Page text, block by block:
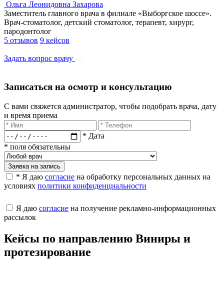
Ольга Леонидовна Захарова
Заместитель главного врача в филиале «Выборгское шоссе».
Врач-стоматолог, детский стоматолог, терапевт, хирург,
пародонтолог
5 отзывов 9 кейсов
Задать вопрос врачу
Записаться на осмотр и консультацию​
С вами свяжется администратор, чтобы подобрать врача, дату
и время приема​
* Дата
* поля обязательны
Заявка на запись
* Я даю согласие на обработку персональных данных на
условиях политики конфиденциальности
Я даю согласие на получение рекламно-информационных
рассылок
Кейсы по направлению Виниры и
протезирование